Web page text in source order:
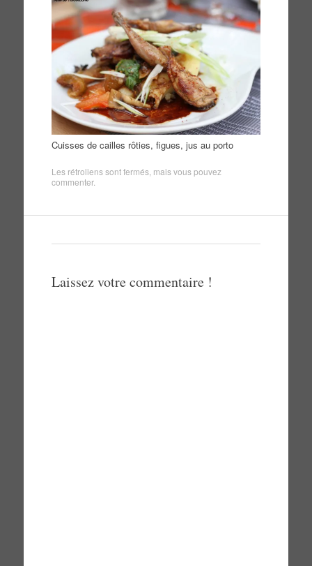
Cuisses de cailles rôties, figues, jus au porto
Les rétroliens sont fermés, mais vous pouvez
commenter.
Laissez votre commentaire !